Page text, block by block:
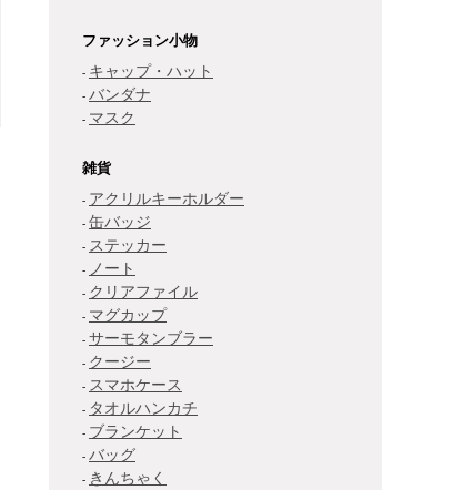
ファッション小物
キャップ・ハット
バンダナ
マスク
雑貨
アクリルキーホルダー
缶バッジ
ステッカー
ノート
クリアファイル
マグカップ
サーモタンブラー
クージー
スマホケース
タオルハンカチ
ブランケット
バッグ
きんちゃく